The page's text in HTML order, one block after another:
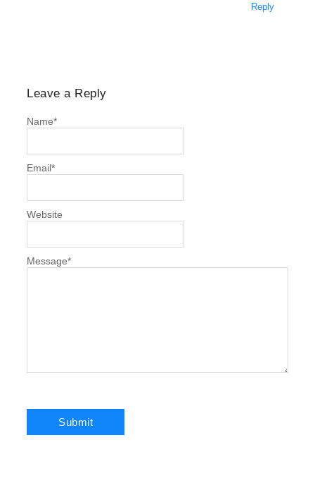
Reply
Leave a Reply
Message*
Name*
Email*
Website